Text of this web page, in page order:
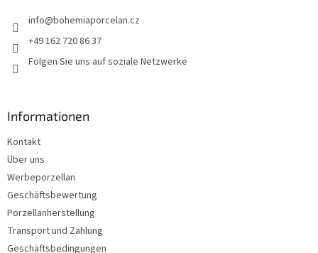
info@bohemiaporcelan.cz
+49 162 720 86 37
Folgen Sie uns auf soziale Netzwerke
Informationen
Kontakt
Über uns
Werbeporzellan
Geschäftsbewertung
Porzellanherstellung
Transport und Zahlung
Geschäftsbedingungen